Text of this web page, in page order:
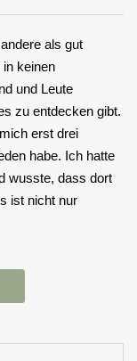
als gut
keinen
und Leute
zu entdecken gibt.
erst drei
habe. Ich hatte
wusste, dass dort
ist nicht nur